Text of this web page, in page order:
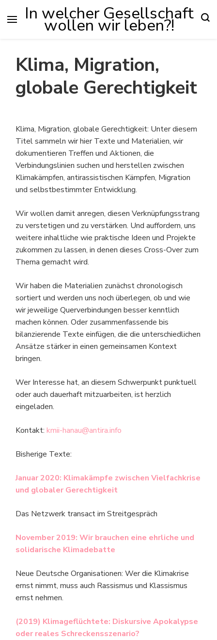
In welcher Gesellschaft
wollen wir leben?!
Klima, Migration,
globale Gerechtigkeit
Klima, Migration, globale Gerechtigkeit: Unter diesem
Titel sammeln wir hier Texte und Materialien, wir
dokumentieren Treffen und Aktionen, die
Verbindungslinien suchen und herstellen zwischen
Klimakämpfen, antirassistischen Kämpfen, Migration
und selbstbestimmter Entwicklung.
Wir wollen damit anregen, diesen Verknüpfungsstrang
zu verstetigen und zu verstärken. Und auffordern, uns
weitere inhaltliche wie praktische Ideen und Projekte
zukommen zu lassen, in denen dieses Cross-Over zum
Thema gemacht wird.
Wir haben die Materialien zunächst chronologisch
sortiert und werden uns noch überlegen, ob und wie
wir jeweilige Querverbindungen besser kenntlich
machen können. Oder zusammenfassende bis
bilanzierende Texte einfügen, die die unterschiedlichen
Ansätze stärker in einen gemeinsamen Kontext
bringen.
Wer Interesse hat, an diesem Schwerpunkt punktuell
oder auch dauerhaft mitzuarbeiten, ist herzlich
eingeladen.
Kontakt: kmii-hanau@antira.info
Bisherige Texte:
Januar 2020: Klimakämpfe zwischen Vielfachkrise
und globaler Gerechtigkeit
Das Netzwerk transact im Streitgespräch
November 2019: Wir brauchen eine ehrliche und
solidarische Klimadebatte
Neue Deutsche Organisationen: Wer die Klimakrise
ernst nimmt, muss auch Rassismus und Klassismus
ernst nehmen.
(2019) Klimageflüchtete: Diskursive Apokalypse
oder reales Schreckensszenario?